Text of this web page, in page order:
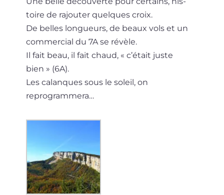
toire de rajou­ter quelques croix.
De belles lon­gueurs, de beaux vols et un
com­mer­cial du 7A se révèle.
Il fait beau, il fait chaud, « c’é­tait juste
bien » (6A).
Les calanques sous le soleil, on
reprogrammera…